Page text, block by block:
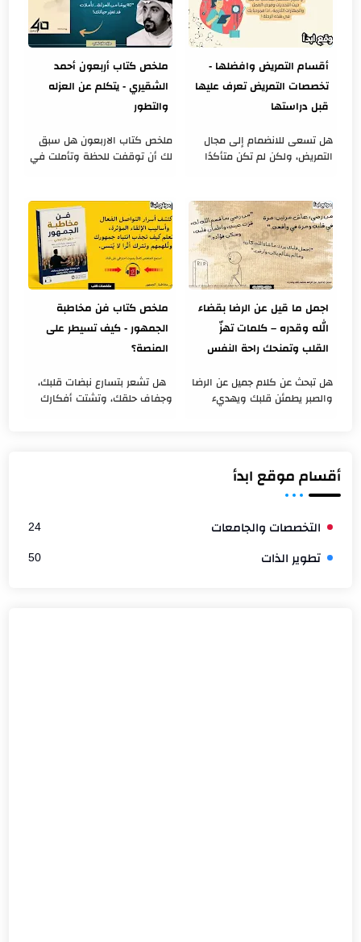
أقسام التمريض وافضلها -
تخصصات التمريض تعرف عليها
قبل دراستها
هل تسعى للانضمام إلى مجال
التمريض، ولكن لم تكن متأكدًا
وافضلها من حيث الصعوبة
والسهول...
ملخص كتاب أربعون أحمد
الشقيري - يتكلم عن العزله
والتطور
ملخص كتاب الاربعون هل سبق
لك أن توقفت للحظة وتأملت في
في كتاب أربعون ، يأخذنا أحمد ...
اجمل ما قيل عن الرضا بقضاء
الله وقدره – كلمات تهزّ
القلب وتمنحك راحة النفس
هل تبحث عن كلام جميل عن الرضا
والصبر يطمئن قلبك ويهديء
ملخص كتاب فن مخاطبة
الجمهور - كيف تسيطر على
المنصة؟
هل تشعر بتسارع نبضات قلبك،
وجفاف حلقك، وتشتت أفكارك
أقسام موقع ابدأ
التخصصات والجامعات 24
تطوير الذات 50